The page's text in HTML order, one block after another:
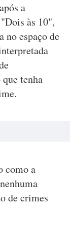
a
às 10",
no espaço de
tenha
como a
de crimes